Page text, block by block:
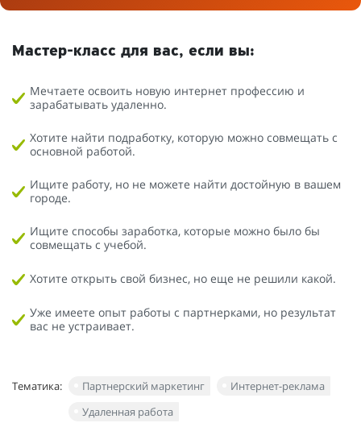
Мастер-класс для вас, если вы:
Мечтаете освоить новую интернет профессию и
зарабатывать удаленно.
Хотите найти подработку, которую можно совмещать с
основной работой.
Ищите работу, но не можете найти достойную в вашем
городе.
Ищите способы заработка, которые можно было бы
совмещать с учебой.
Хотите открыть свой бизнес, но еще не решили какой.
Уже имеете опыт работы с партнерками, но результат
вас не устраивает.
Тематика: Партнерский маркетинг
Интернет-реклама
Удаленная работа